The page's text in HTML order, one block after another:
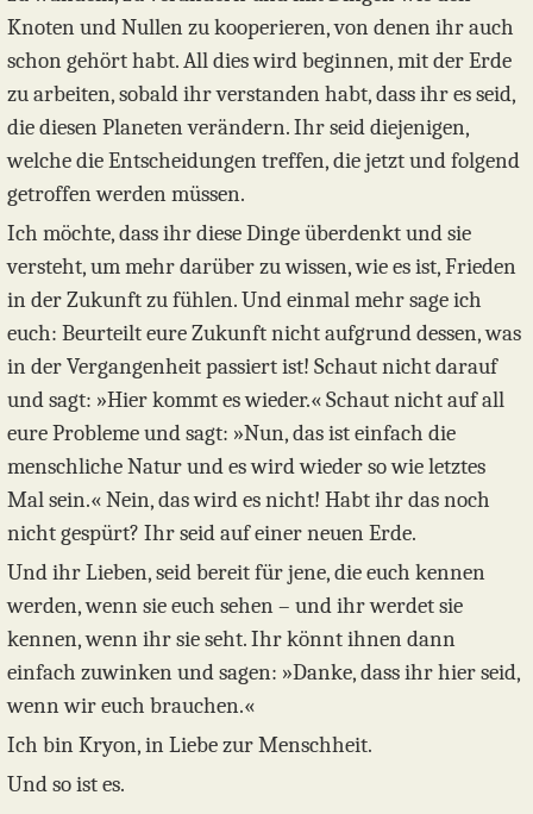
Knoten und Nullen zu kooperieren, von denen ihr auch
schon gehört habt. All dies wird beginnen, mit der Erde
zu arbeiten, sobald ihr verstanden habt, dass ihr es seid,
die diesen Planeten verändern. Ihr seid diejenigen,
welche die Entscheidungen treffen, die jetzt und folgend
getroffen werden müssen.
Ich möchte, dass ihr diese Dinge überdenkt und sie
versteht, um mehr darüber zu wissen, wie es ist, Frieden
in der Zukunft zu fühlen. Und einmal mehr sage ich
euch: Beurteilt eure Zukunft nicht aufgrund dessen, was
in der Vergangenheit passiert ist! Schaut nicht darauf
und sagt: »Hier kommt es wieder.« Schaut nicht auf all
eure Probleme und sagt: »Nun, das ist einfach die
menschliche Natur und es wird wieder so wie letztes
Mal sein.« Nein, das wird es nicht! Habt ihr das noch
nicht gespürt? Ihr seid auf einer neuen Erde.
Und ihr Lieben, seid bereit für jene, die euch kennen
werden, wenn sie euch sehen – und ihr werdet sie
kennen, wenn ihr sie seht. Ihr könnt ihnen dann
einfach zuwinken und sagen: »Danke, dass ihr hier seid,
wenn wir euch brauchen.«
Ich bin Kryon, in Liebe zur Menschheit.
Und so ist es.